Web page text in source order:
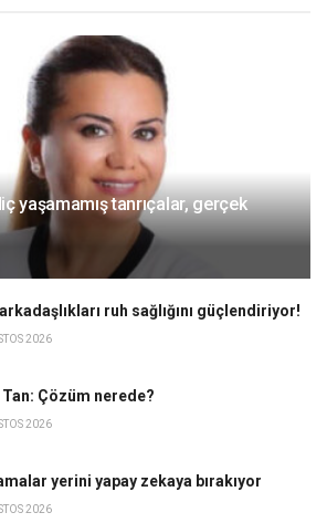
yaşamamış tanrıçalar, gerçek
arkadaşlıkları ruh sağlığını güçlendiriyor!
2026
Tan: Çözüm nerede?
2026
yerini yapay zekaya bırakıyor
2026